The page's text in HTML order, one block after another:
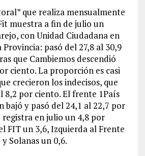
que realiza mensualmente
muestra a fin de julio un
con Unidad Ciudadana en
pasó del 27,8 al 30,9
que Cambiemos descendió
ciento. La proporción es casi
crecieron los indecisos, que
8,2 por ciento. El frente 1País
bajó y pasó del 24,1 al 22,7 por
registra en julio un 4,8 por
FIT un 3,6, Izquierda al Frente
Solanas un 0,6.